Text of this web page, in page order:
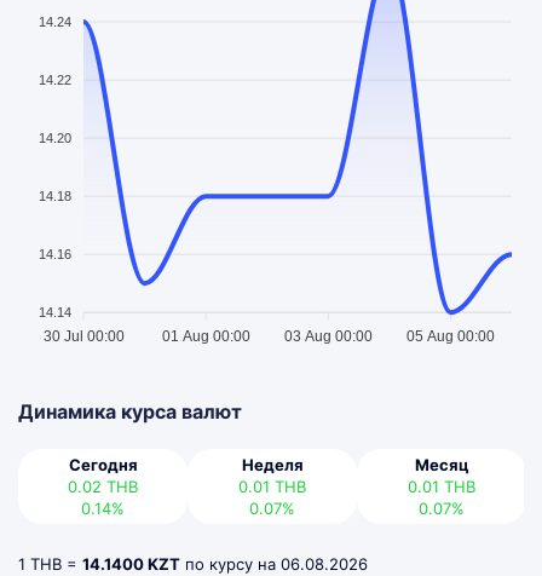
14.24
14.22
14.20
14.18
14.16
14.14
30 Jul 00:00 01 Aug 00:00 03 Aug 00:00 05 Aug 00:00
Динамика курса валют
Сегодня
0.02 THB
0.14%
Неделя
0.01 THB
0.07%
Месяц
0.01 THB
0.07%
1 THB = 14.1400 KZT по курсу на 06.08.2026